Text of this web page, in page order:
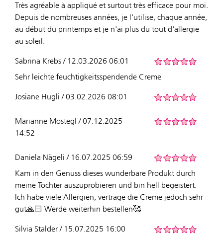
Très agréable à appliqué et surtout très efficace pour moi.
Depuis de nombreuses années, je l'utilise, chaque année,
au début du printemps et je n'ai plus du tout d'allergie
au soleil.
Sabrina Krebs / 12.03.2026 06:01
Sehr leichte feuchtigkeitsspendende Creme
Josiane Hugli / 03.02.2026 08:01
Marianne Mostegl / 07.12.2025
14:52
Daniela Nägeli / 16.07.2025 06:59
Kam in den Genuss dieses wunderbare Produkt durch
meine Tochter auszuprobieren und bin hell begeistert.
Ich habe viele Allergien, vertrage die Creme jedoch sehr
gut🙏🏻 Werde weiterhin bestellen🥰
Silvia Stalder / 15.07.2025 16:00